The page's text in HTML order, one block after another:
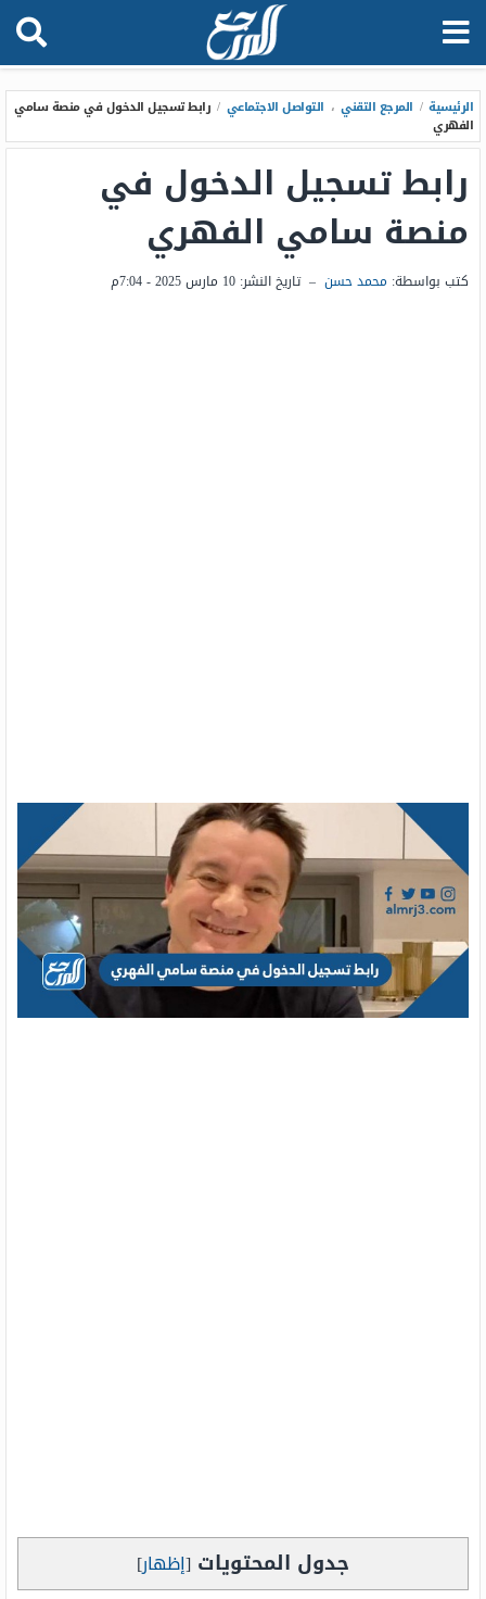
الرئيسية / المرجع التقني ، التواصل الاجتماعي / رابط تسجيل الدخول في منصة سامي
الفهري
رابط تسجيل الدخول في
منصة سامي الفهري
كتب بواسطة: محمد حسن – تاريخ النشر: 10 مارس 2025 - 7:04م
جدول المحتويات [إظهار]